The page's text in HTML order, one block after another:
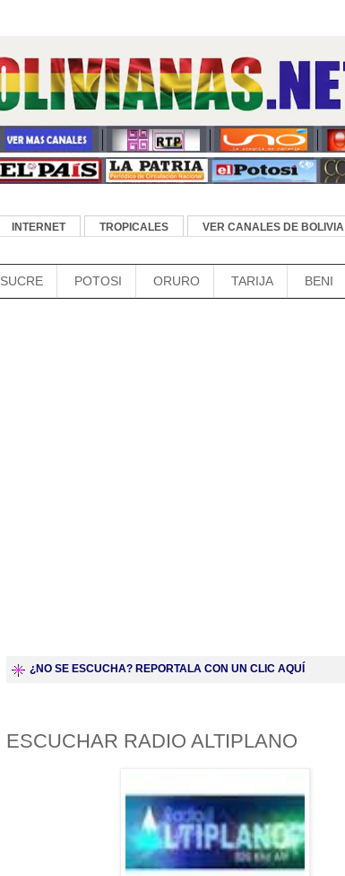
INTERNET TROPICALES
VER CANALES DE BOLIVIA
SUCRE POTOSI ORURO TARIJA BENI
¿NO SE ESCUCHA? REPORTALA CON UN CLIC AQUÍ
ESCUCHAR RADIO ALTIPLANO